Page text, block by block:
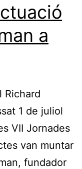
a
Richard
1 de juliol
VII Jornades
van muntar
fundador